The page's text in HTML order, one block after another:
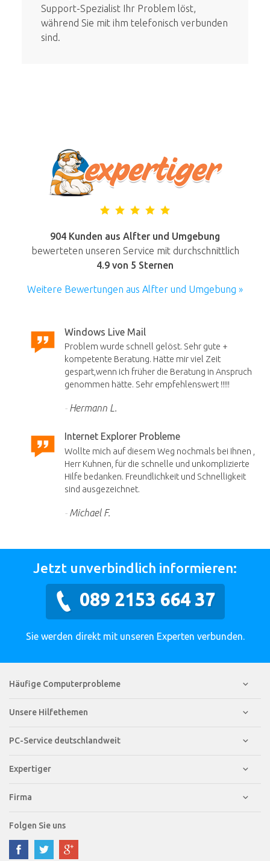
Support-Spezialist Ihr Problem löst,
während Sie mit ihm telefonisch verbunden
sind.
904 Kunden aus Alfter und Umgebung
bewerteten unseren Service mit durchschnittlich
4.9 von 5 Sternen
Weitere Bewertungen aus Alfter und Umgebung »
Windows Live Mail
Problem wurde schnell gelöst. Sehr gute +
kompetente Beratung. Hätte mir viel Zeit
gespart,wenn ich früher die Beratung in Anspruch
genommen hätte. Sehr empfehlenswert !!!!!
Hermann L.
Internet Explorer Probleme
Wollte mich auf diesem Weg nochmals bei Ihnen ,
Herr Kuhnen, für die schnelle und unkomplizierte
Hilfe bedanken. Freundlichkeit und Schnelligkeit
sind ausgezeichnet.
Michael F.
Jetzt unverbindlich informieren:
089 2153 664 37
Sie werden direkt mit unseren Experten verbunden.
Häufige Computerprobleme
Unsere Hilfethemen
PC-Service deutschlandweit
Expertiger
Firma
Folgen Sie uns